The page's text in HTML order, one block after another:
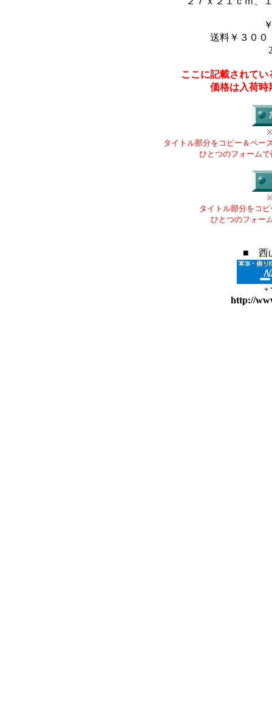
送料￥３００
ここに記載されて
価格は入荷時
タイトル部分をコピー＆ペー
ひとつのフォーム
タイトル部分をコ
ひとつのフォー
■ 西
+
http://